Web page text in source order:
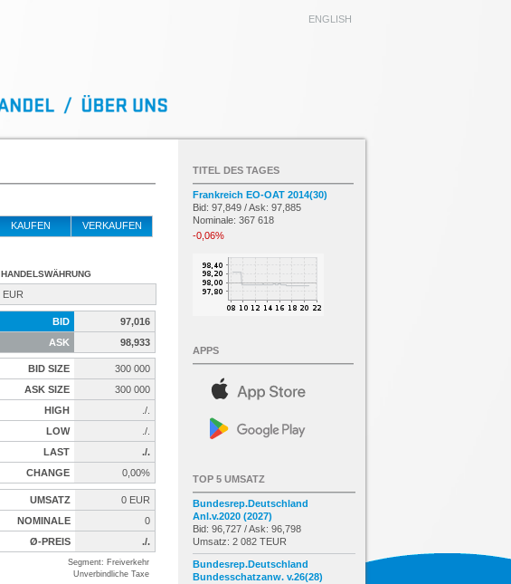
ENGLISH
KAUFEN VERKAUFEN
HANDELSWÄHRUNG
EUR
BID
97,016
ASK
98,933
BID SIZE
300 000
ASK SIZE
300 000
HIGH
./.
LOW
./.
LAST
./.
CHANGE
0,00%
UMSATZ
0 EUR
NOMINALE
0
Ø-PREIS
./.
Segment: Freiverkehr
Unverbindliche Taxe
TITEL DES TAGES
Frankreich EO-OAT 2014(30)
Bid: 97,849 / Ask: 97,885
Nominale: 367 618
-0,06%
APPS
TOP 5 UMSATZ
Bundesrep.Deutschland
Anl.v.2020 (2027)
Bid: 96,727 / Ask: 96,798
Umsatz: 2 082 TEUR
Bundesrep.Deutschland
Bundesschatzanw. v.26(28)